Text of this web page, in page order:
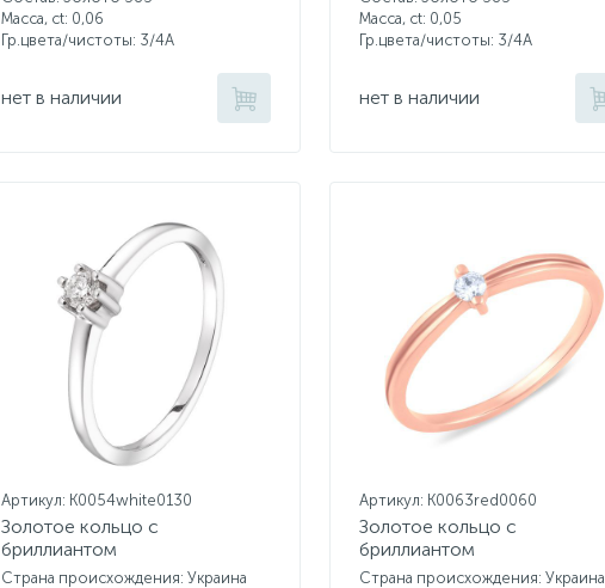
Масса, ct: 0,06
Гр.цвета/чистоты: 3/4А
нет в наличии
Масса, ct: 0,05
Гр.цвета/чистоты: 3/4А
нет в наличии
Артикул: K0054white0130
Золотое кольцо с
бриллиантом
Страна происхождения: Украина
Артикул: K0063red0060
Золотое кольцо с
бриллиантом
Страна происхождения: Украина